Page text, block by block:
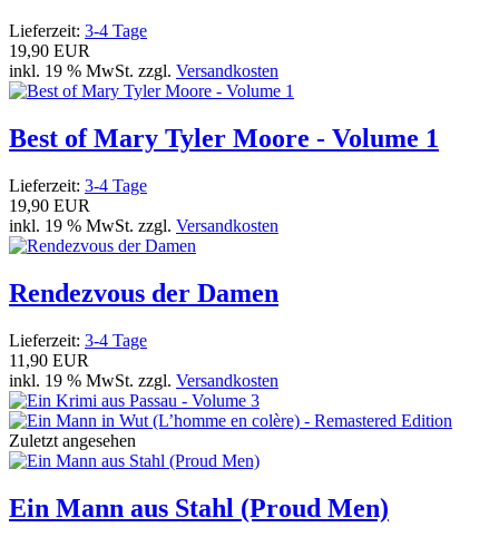
Lieferzeit: 3-4 Tage
19,90 EUR
inkl. 19 % MwSt. zzgl. Versandkosten
Best of Mary Tyler Moore - Volume 1
Lieferzeit: 3-4 Tage
19,90 EUR
inkl. 19 % MwSt. zzgl. Versandkosten
Rendezvous der Damen
Lieferzeit: 3-4 Tage
11,90 EUR
inkl. 19 % MwSt. zzgl. Versandkosten
Zuletzt angesehen
Ein Mann aus Stahl (Proud Men)